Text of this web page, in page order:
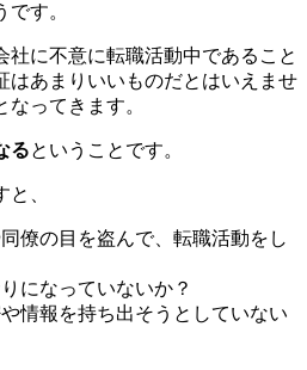
です。
社に不意に転職活動中であること
はあまりいいものだとはいえませ
ってきます。
るということです。
、
僚の目を盗んで、転職活動をし
になっていないか？
情報を持ち出そうとしていない